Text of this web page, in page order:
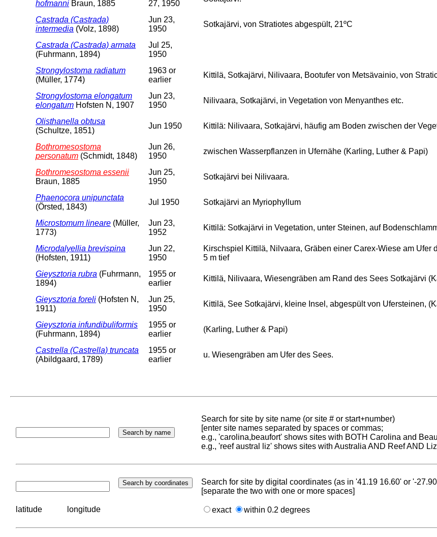
hofmanni Braun, 1885
27, 1950
Castrada (Castrada)
intermedia (Volz, 1898)
Jun 23,
1950
Sotkajärvi, von Stratiotes abgespült, 21ºC
Castrada (Castrada) armata
(Fuhrmann, 1894)
Jul 25,
1950
Strongylostoma radiatum
(Müller, 1774)
1963 or
earlier
Kittilä, Sotkajärvi, Nilivaara, Bootufer von Metsävainio, von
Strongylostoma elongatum
elongatum Hofsten N, 1907
Jun 23,
1950
Nilivaara, Sotkajärvi, in Vegetation von Menyanthes etc.
Olisthanella obtusa
(Schultze, 1851)
Jun 1950 Kittilä: Nilivaara, Sotkajärvi, häufig am Boden zwischen der
Bothromesostoma
personatum (Schmidt, 1848)
Jun 26,
1950
zwischen Wasserpflanzen in Ufernähe (Karling, Luther & Papi)
Bothromesostoma essenii
Braun, 1885
Jun 25,
1950
Sotkajärvi bei Nilivaara.
Phaenocora unipunctata
(Örsted, 1843)
Jul 1950 Sotkajärvi an Myriophyllum
Microstomum lineare (Müller,
1773)
Jun 23,
1952
Kittilä: Sotkajärvi in Vegetation, unter Steinen, auf
Microdalyellia brevispina
(Hofsten, 1911)
Jun 22,
1950
Kirschspiel Kittilä, Nilvaara, Gräben einer Carex-Wiese am
5 m tief
Gieysztoria rubra (Fuhrmann,
1894)
1955 or
earlier
Kittilä, Nilivaara, Wiesengräben am Rand des Sees Sotkajärvi
Gieysztoria foreli (Hofsten N,
1911)
Jun 25,
1950
Kittilä, See Sotkajärvi, kleine Insel, abgespült von Ufersteinen,
Gieysztoria infundibuliformis
(Fuhrmann, 1894)
1955 or
earlier
(Karling, Luther & Papi)
Castrella (Castrella) truncata
(Abildgaard, 1789)
1955 or
earlier
u. Wiesengräben am Ufer des Sees.
Search for site by site name (or site # or start+number)
[enter site names separated by spaces or commas;
e.g., 'carolina,beaufort' shows sites with BOTH Carolina and
e.g., 'reef austral liz' shows sites with Australia AND Reef AND
Search for site by digital coordinates (as in '41.19 16.60' or '-
[separate the two with one or more spaces]
latitude longitude exact within 0.2 degrees